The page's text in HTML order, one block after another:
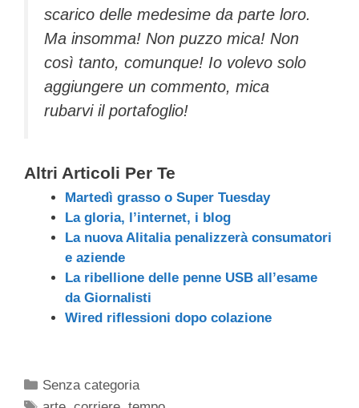
scarico delle medesime da parte loro.
Ma insomma! Non puzzo mica! Non
così tanto, comunque! Io volevo solo
aggiungere un commento, mica
rubarvi il portafoglio!
Altri Articoli Per Te
Martedì grasso o Super Tuesday
La gloria, l’internet, i blog
La nuova Alitalia penalizzerà consumatori
e aziende
La ribellione delle penne USB all’esame
da Giornalisti
Wired riflessioni dopo colazione
Categorie
Senza categoria
Tag